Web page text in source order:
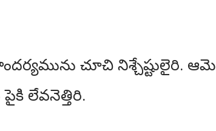
చూచి నిశ్చేష్టులైరి. ఆమె
లేవనెత్తిరి.